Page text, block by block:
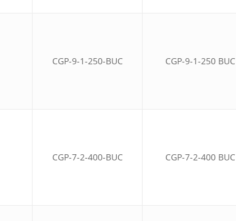
CGP-9-1-250-BUC CGP-9-1-250 BUC
CGP-7-2-400-BUC CGP-7-2-400 BUC